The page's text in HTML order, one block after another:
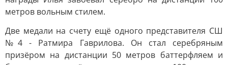
метров вольным стилем.
Две медали на счету ещё одного представителя СШ
№4 - Ратмира Гаврилова. Он стал серебряным
призёром на дистанции 50 метров баттерфляем и